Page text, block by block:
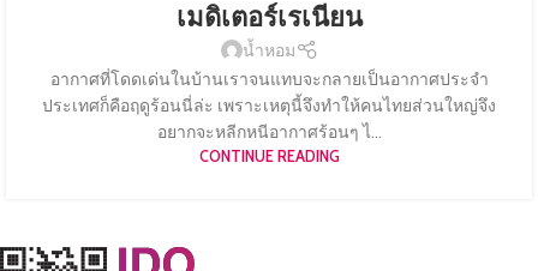
เมดิเตอร์เรเนียน
น้ำหอม
อากาศที่โดดเด่นในบ้านเราจนแทบจะกลายเป็นอากาศประจำ
ประเทศก็คือฤดูร้อนนี่ล่ะ เพราะเหตุนี้จึงทำให้คนไทยส่วนใหญ่จึง
อยากจะหลีกหนีอากาศร้อนๆ ไ...
CONTINUE READING